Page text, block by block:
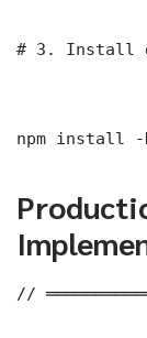
# 3. Install
npm install -
//